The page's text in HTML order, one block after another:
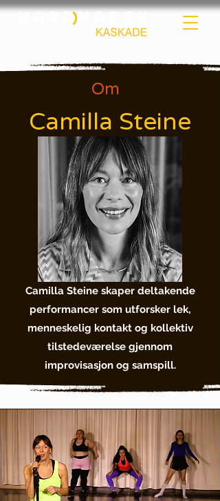
Om
Camilla Steine
Camilla Steine skaper deltakende
performancer som utforsker lek,
menneskelig kontakt og kollektiv
tilstedeværelse gjennom
improvisasjon og samspill.